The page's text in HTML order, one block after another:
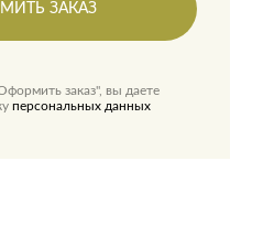
ЗАКАЗ
заказ", вы даете
персональных данных